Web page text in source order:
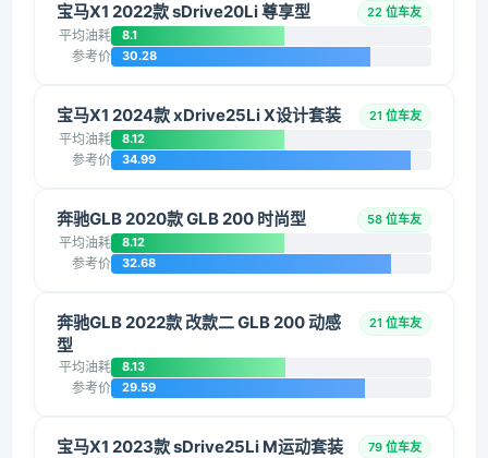
宝马X1 2022款 sDrive20Li 尊享型 22 位车友
平均油耗 8.1
参考价 30.28
宝马X1 2024款 xDrive25Li X设计套装 21 位车友
平均油耗 8.12
参考价 34.99
奔驰GLB 2020款 GLB 200 时尚型 58 位车友
平均油耗 8.12
参考价 32.68
奔驰GLB 2022款 改款二 GLB 200 动感
型
21 位车友
平均油耗 8.13
参考价 29.59
宝马X1 2023款 sDrive25Li M运动套装 79 位车友